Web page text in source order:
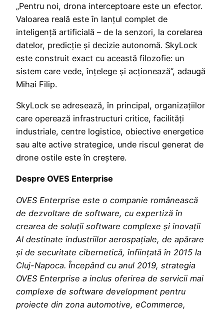
„Pentru noi, drona interceptoare este un efector.
Valoarea reală este în lanțul complet de
inteligență artificială – de la senzori, la corelarea
datelor, predicție și decizie autonomă. SkyLock
este construit exact cu această filozofie: un
sistem care vede, înțelege și acționează”, adaugă
Mihai Filip.
SkyLock se adresează, în principal, organizațiilor
care operează infrastructuri critice, facilități
industriale, centre logistice, obiective energetice
sau alte active strategice, unde riscul generat de
drone ostile este în creștere.
Despre OVES Enterprise
OVES Enterprise este o companie românească
de dezvoltare de software, cu expertiză în
crearea de soluții software complexe și inovații
AI destinate industriilor aerospațiale, de apărare
și de securitate cibernetică, înființată în 2015 la
Cluj-Napoca. Începând cu anul 2019, strategia
OVES Enterprise a inclus oferirea de servicii mai
complexe de software development pentru
proiecte din zona automotive, eCommerce,